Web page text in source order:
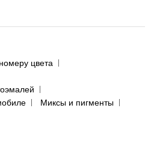
цвета
Миксы и пигменты